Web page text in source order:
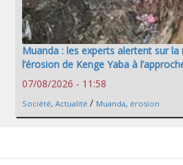
Muanda : les experts alertent sur
l’érosion de Kenge Yaba à
07/08/2026 - 11:58
Société, Actualité / Muanda, érosion